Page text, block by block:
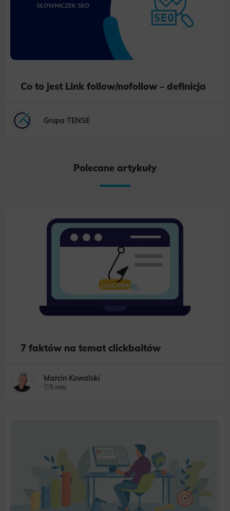
Co to jest Link follow/nofollow – definicja
Grupa TENSE
Polecane artykuły
7 faktów na temat clickbaitów
Marcin Kowalski
5 min.